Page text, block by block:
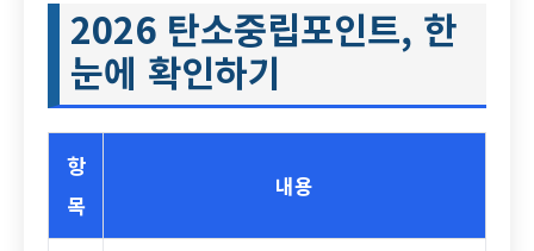
2026 탄소중립포인트, 한
눈에 확인하기
항
목
내용